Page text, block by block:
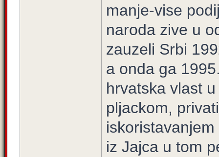
manje-vise
naroda zive u
zauzeli Srbi
a onda ga
hrvatska vlast
pljackom,
iz Jajca u tom